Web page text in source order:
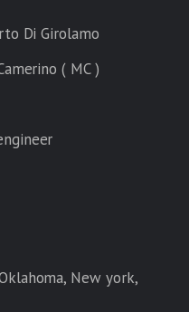
Di Girolamo
( MC )
New york,